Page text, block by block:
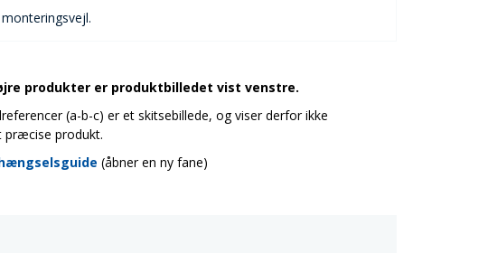
produkter er produktbilledet vist venstre.
(a-b-c) er et skitsebillede, og viser derfor ikke
præcise produkt.
(åbner en ny fane)